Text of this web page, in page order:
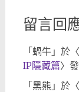
留言回
「 蝸牛」於〈
IP隱藏篇〉
「 黑熊 」於〈